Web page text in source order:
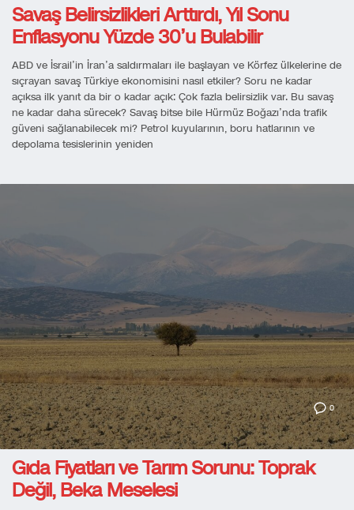
Savaş Belirsizlikleri Arttırdı, Yıl Sonu
Enflasyonu Yüzde 30’u Bulabilir
ABD ve İsrail’in İran’a saldırmaları ile başlayan ve Körfez ülkelerine de
sıçrayan savaş Türkiye ekonomisini nasıl etkiler? Soru ne kadar
açıksa ilk yanıt da bir o kadar açık: Çok fazla belirsizlik var. Bu savaş
ne kadar daha sürecek? Savaş bitse bile Hürmüz Boğazı’nda trafik
güveni sağlanabilecek mi? Petrol kuyularının, boru hatlarının ve
depolama tesislerinin yeniden
0
Gıda Fiyatları ve Tarım Sorunu: Toprak
Değil, Beka Meselesi